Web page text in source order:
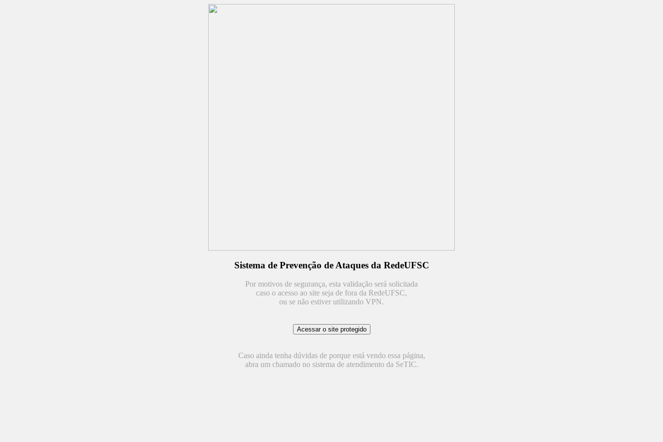
Sistema de Prevenção de Ataques da RedeUFSC
Por motivos de segurança, esta validação será solicitada
caso o acesso ao site seja de fora da RedeUFSC,
ou se não estiver utilizando VPN.
Caso ainda tenha dúvidas de porque está vendo essa página,
abra um chamado no sistema de atendimento da SeTIC.